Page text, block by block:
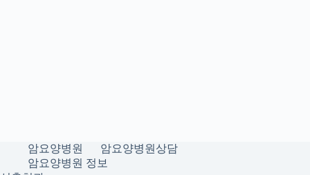
암요양병원
암요양병원상담
암요양병원 정보